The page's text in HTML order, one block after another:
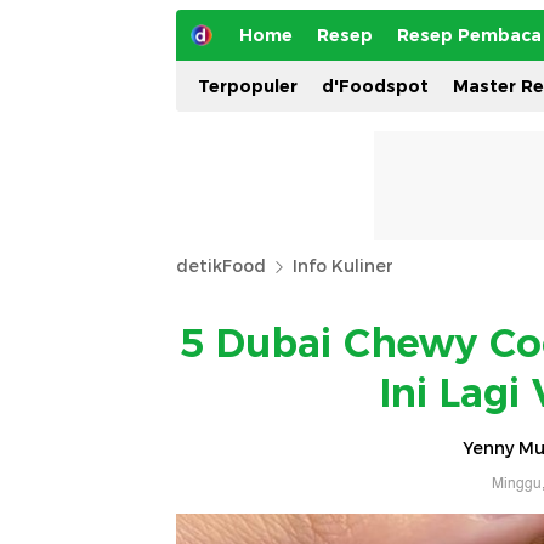
Home Resep Resep Pembaca
Terpopuler d'Foodspot Master
detikFood Info Kuliner
5 Dubai Chewy
Ini Lagi
Yenny